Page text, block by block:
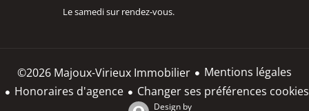
Le samedi sur rendez-vous.
©2026 Majoux-Virieux Immobilier
Mentions légales
Honoraires d'agence
Changer ses préférences cookies
Design by